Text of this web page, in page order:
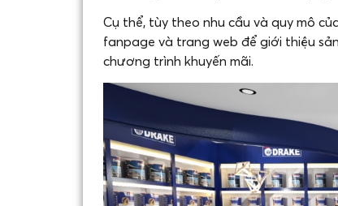
Cụ thể, tùy theo nhu cầu và quy mô
fanpage và trang web để giới thiệu
chương trình khuyến mãi.